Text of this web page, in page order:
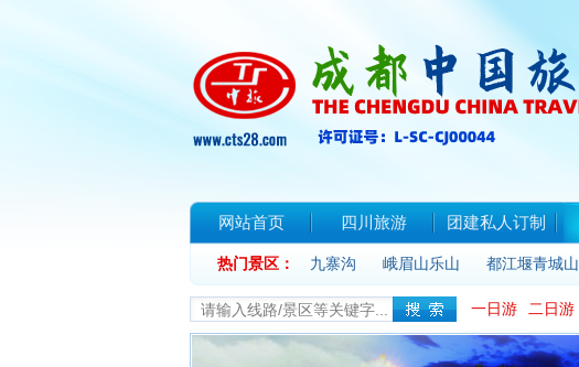
网站首页 四川旅游 团建私人订制
联系我们
热门景区： 九寨沟 峨眉山乐山 都江堰青城山
一日游 二日游